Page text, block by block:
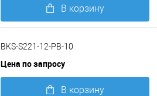
В корзину
BKS-S221-12-PB-10
Цена по запросу
В корзину